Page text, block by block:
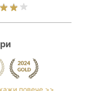
повече >>